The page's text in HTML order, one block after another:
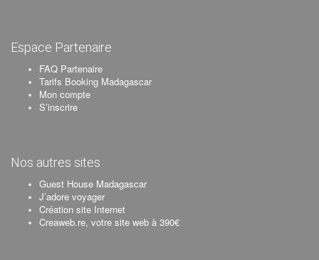
Espace Partenaire
FAQ Partenaire
Tarifs Booking Madagascar
Mon compte
S’inscrire
Nos autres sites
Guest House Madagascar
J’adore voyager
Création site Internet
Creaweb.re, votre site web à 390€